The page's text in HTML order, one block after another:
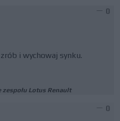
0
i wychowaj synku.
zespołu Lotus Renault
0